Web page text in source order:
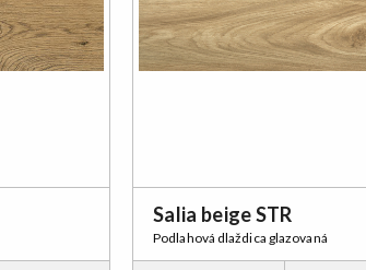
Salia beige STR
Podlahová dlaždica glazovaná